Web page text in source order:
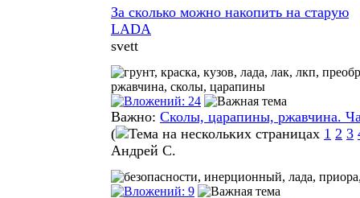
За сколько можно накопить на старую
LADA
svett
Важно: Сколы, царапины, ржавчина.
(
1 2 3
Андрей С.